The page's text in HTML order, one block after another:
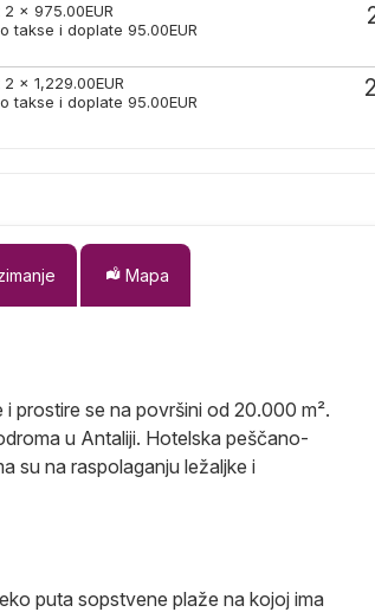
2 x 975.00EUR
takse i doplate 95.00EUR
2 x 1,229.00EUR
takse i doplate 95.00EUR
Mapa
prostire se na površini od 20.000 m².
u Antaliji. Hotelska peščano-
su na raspolaganju ležaljke i
puta sopstvene plaže na kojoj ima